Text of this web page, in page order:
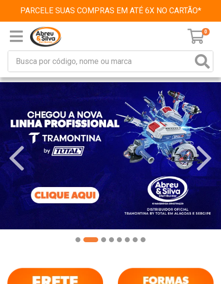
PARCELE SUAS COMPRAS EM ATÉ 6X NO CARTÃO*
0